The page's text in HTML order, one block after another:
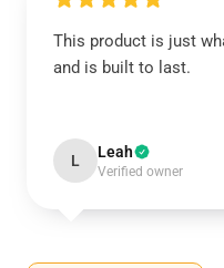
This product is just
and is built to last.
L Leah
Verified owner